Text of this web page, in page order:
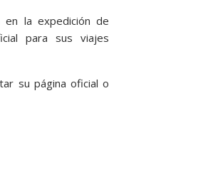
en la expedición de
para sus viajes
su página oficial o